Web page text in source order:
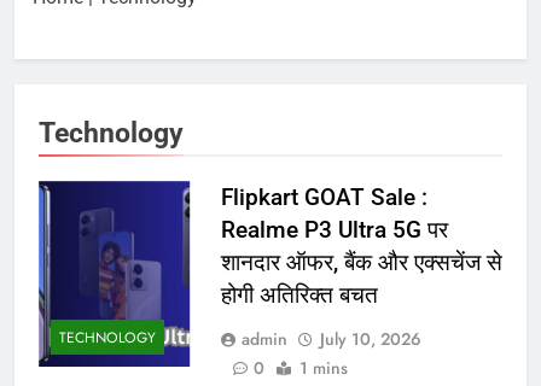
धांधली के खिलाफ छात्रों का
Technology
TECHNOLOGY
Flipkart GOAT Sale :
Realme P3 Ultra 5G पर
शानदार ऑफर, बैंक और एक्सचेंज से
होगी अतिरिक्त बचत
admin
July 10, 2026
0
1 mins